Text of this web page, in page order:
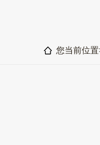
您当前位